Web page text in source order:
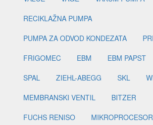
RECIKLAŽNA PUMPA
PUMPA ZA ODVOD KONDEZATA
FRIGOMEC
EBM EBM PAPST
SPAL
ZIEHL-ABEGG SKL
MEMBRANSKI VENTIL
BITZER
FUCHS RENISO
MIKROPROCESOR